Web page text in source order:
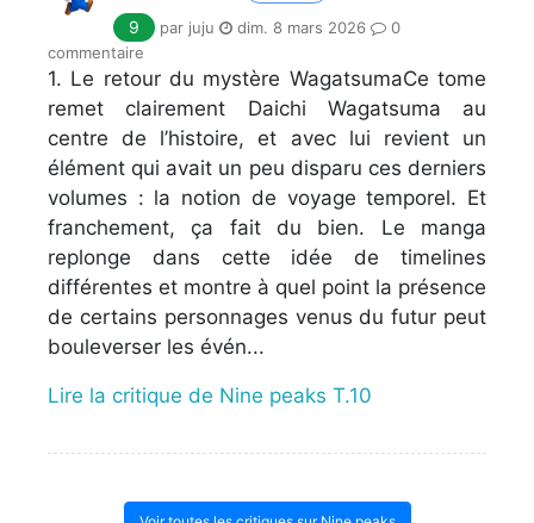
9
par juju dim. 8 mars 2026
0
commentaire
1. Le retour du mystère WagatsumaCe tome
remet clairement Daichi Wagatsuma au
centre de l’histoire, et avec lui revient un
élément qui avait un peu disparu ces derniers
volumes : la notion de voyage temporel. Et
franchement, ça fait du bien. Le manga
replonge dans cette idée de timelines
différentes et montre à quel point la présence
de certains personnages venus du futur peut
bouleverser les évén...
Lire la critique de Nine peaks T.10